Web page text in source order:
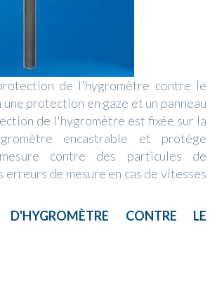
de l'hygromètre contre le
protection en gaze et un panneau
de l'hygromètre est fixée sur la
encastrable et protège
contre des particules de
erreurs de mesure en cas de vitesses
D'HYGROMÈTRE CONTRE LE